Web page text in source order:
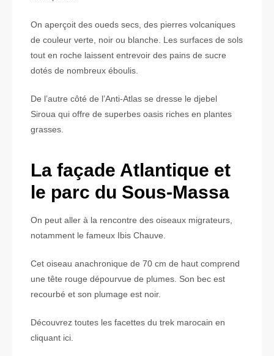
On aperçoit des oueds secs, des pierres volcaniques
de couleur verte, noir ou blanche. Les surfaces de sols
tout en roche laissent entrevoir des pains de sucre
dotés de nombreux éboulis.
De l’autre côté de l’Anti-Atlas se dresse le djebel
Siroua qui offre de superbes oasis riches en plantes
grasses.
La façade Atlantique et
le parc du Sous-Massa
On peut aller à la rencontre des oiseaux migrateurs,
notamment le fameux Ibis Chauve.
Cet oiseau anachronique de 70 cm de haut comprend
une tête rouge dépourvue de plumes. Son bec est
recourbé et son plumage est noir.
Découvrez toutes les facettes du trek marocain en
cliquant ici.